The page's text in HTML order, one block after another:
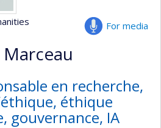
For media
en recherche,
éthique
gouvernance, IA